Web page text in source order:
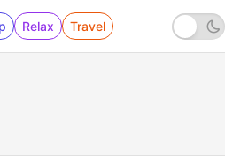
Relax Travel